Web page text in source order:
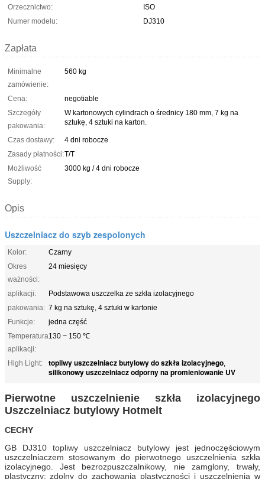
Orzecznictwo:
ISO
Numer modelu:
DJ310
Zapłata
Minimalne
zamówienie:
560 kg
Cena:
negotiable
Szczegóły
pakowania:
W kartonowych cylindrach o średnicy 180 mm, 7 kg na
sztukę, 4 sztuki na karton.
Czas dostawy:
4 dni robocze
Zasady płatności:T/T
Możliwość
Supply:
3000 kg / 4 dni robocze
Opis
Uszczelniacz do szyb zespolonych
Kolor:
Czarny
Okres
ważności:
24 miesięcy
aplikacji:
Podstawowa uszczelka ze szkła izolacyjnego
pakowania: 7 kg na sztukę, 4 sztuki w kartonie
Funkcje:
jedna część
Temperatura
aplikacji:
130 ~ 150 ℃
High Light: topliwy uszczelniacz butylowy do szkła izolacyjnego,
silikonowy uszczelniacz odporny na promieniowanie UV
Pierwotne uszczelnienie szkła izolacyjnego
Uszczelniacz butylowy Hotmelt
CECHY
GB DJ310 topliwy uszczelniacz butylowy jest jednoczęściowym
uszczelniaczem stosowanym do pierwotnego uszczelnienia szkła
izolacyjnego.
Jest bezrozpuszczalnikowy, nie zamglony, trwały,
plastyczny; zdolny do zachowania plastyczności i uszczelnienia w